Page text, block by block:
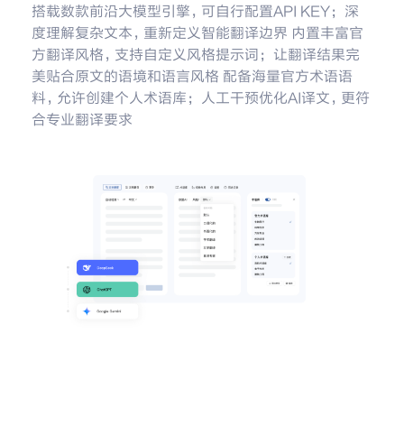
搭载数款前沿大模型引擎，可自行配置API KEY； 深
度理解复杂文本，重新定义智能翻译边界 内置丰富官
方翻译风格，支持自定义风格提示词； 让翻译结果完
美贴合原文的语境和语言风格 配备海量官方术语语
料，允许创建个人术语库； 人工干预优化AI译文，更符
合专业翻译要求